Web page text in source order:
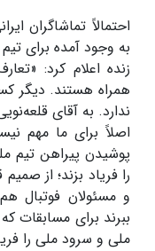
احتمالاً تماشاگران
به وجود آمده برای
زنده اعلام کرد:
همراه هستند. دیگر
ندارد. به آقای
اصلاً برای ما مهم
پوشیدن پیراهن تیم
را فریاد بزند؛ از
و مسئولان فوتبال
ببرند برای مسابقات
ملی و سرود ملی را